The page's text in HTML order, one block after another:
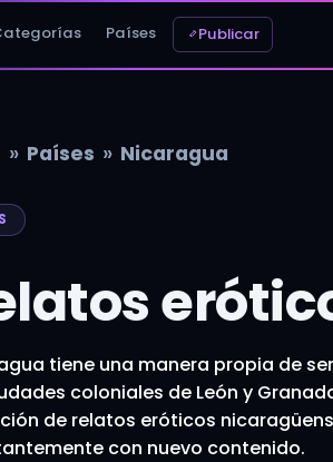
Países Publicar
» Países » Nicaragua
tiene una manera propia de
coloniales de León y
de relatos eróticos
con nuevo contenido.